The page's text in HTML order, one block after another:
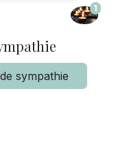
1
sympathie